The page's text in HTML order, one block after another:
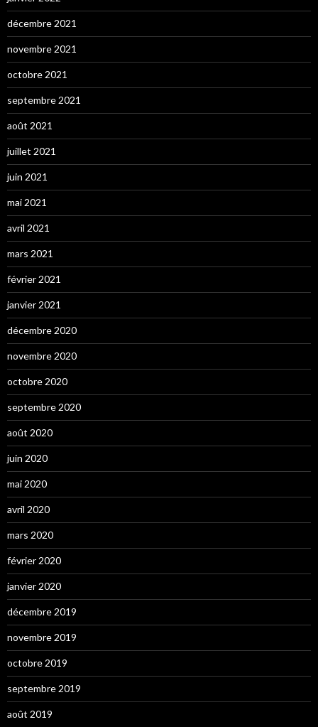
décembre 2021
novembre 2021
octobre 2021
septembre 2021
août 2021
juillet 2021
juin 2021
mai 2021
avril 2021
mars 2021
février 2021
janvier 2021
décembre 2020
novembre 2020
octobre 2020
septembre 2020
août 2020
juin 2020
mai 2020
avril 2020
mars 2020
février 2020
janvier 2020
décembre 2019
novembre 2019
octobre 2019
septembre 2019
août 2019